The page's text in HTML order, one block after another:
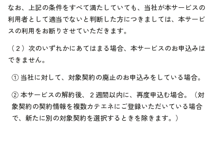
なお、上記の条件をすべて満たしていても、当社が本サービスの
利用者として適当でないと判断した方につきましては、本サービ
スの利用をお断りさせていただきます。
（２） 次のいずれかにあてはまる場合、本サービスのお申込みは
できません。
① 当社に対して、対象契約の廃止のお申込みをしている場合。
② 本サービスの解約後、２週間以内に、再度申込む場合。（対
象契約の契約情報を複数カテエネにご登録いただいている場合
で、新たに別の対象契約を選択するときを除きます。）